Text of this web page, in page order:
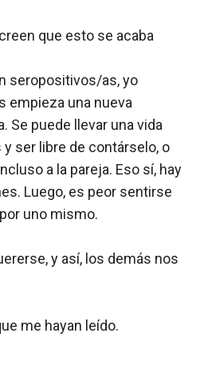
que esto se acaba
seropositivos/as, yo
empieza una nueva
Se puede llevar una vida
ser libre de contárselo, o
a la pareja. Eso sí, hay
Luego, es peor sentirse
uno mismo.
y así, los demás nos
me hayan leído.